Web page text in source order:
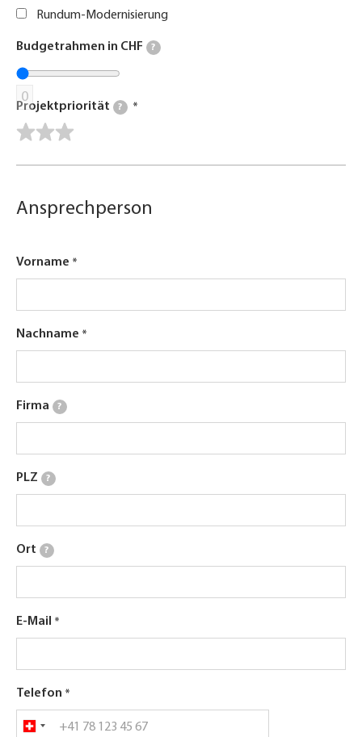
Rundum-Modernisierung
Budgetrahmen in CHF ?
0
Projektpriorität ?
Ansprechperson
Vorname
Nachname
Firma ?
PLZ ?
Ort ?
E-Mail
Telefon